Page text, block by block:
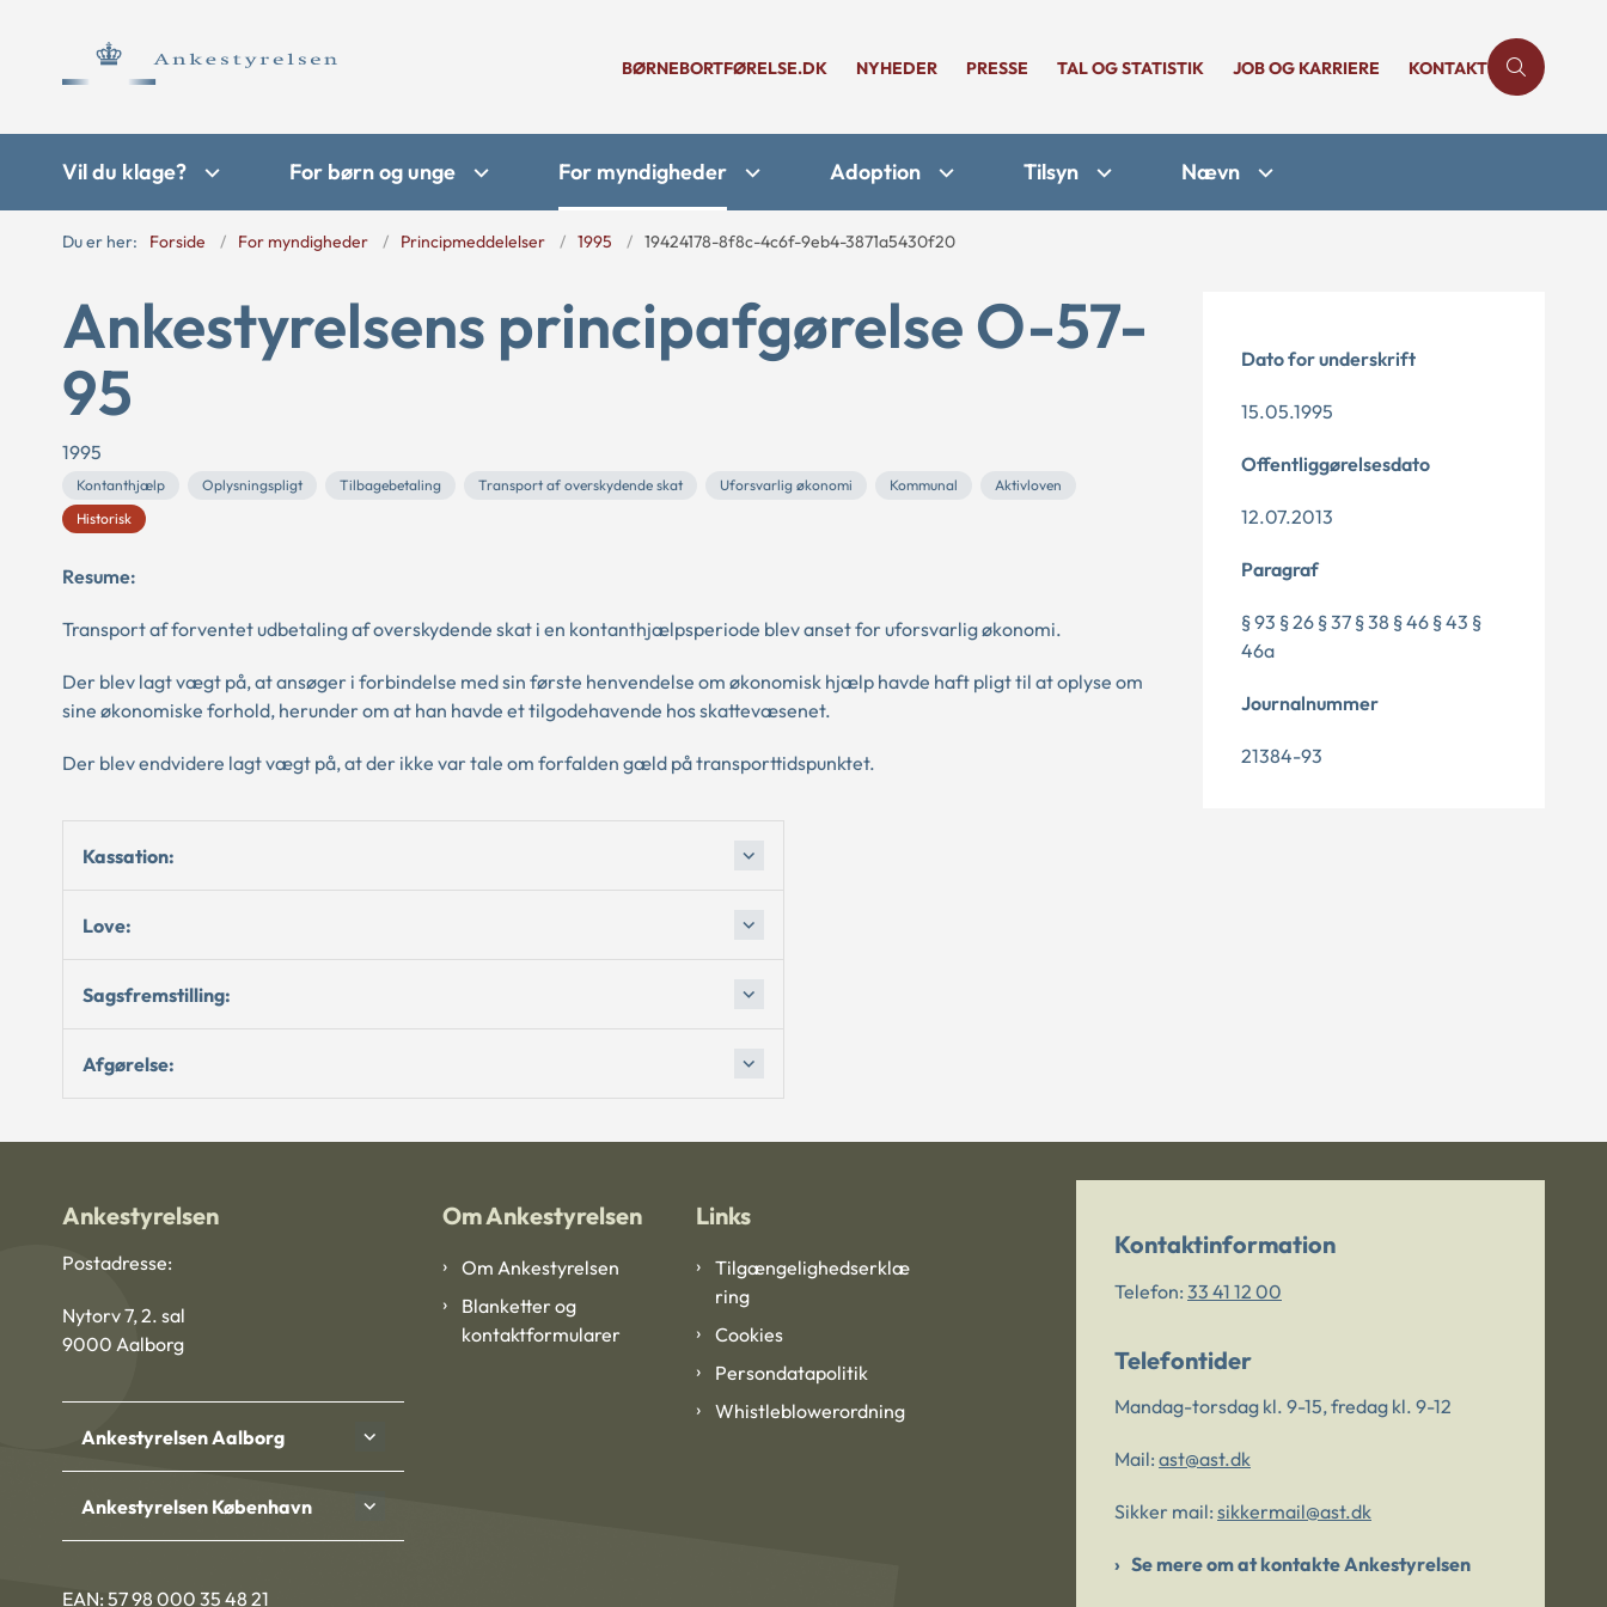
BØRNEBORTFØRELSE.DK NYHEDER PRESSE TAL OG STATISTIK JOB OG KARRIERE KONTAKT
Vil du klage? For børn og unge For myndigheder Adoption Tilsyn Nævn
Du er her: Forside For myndigheder Principmeddelelser 1995 19424178-8f8c-4c6f-9eb4-3871a5430f20
Ankestyrelsens principafgørelse O-57-
95
1995
Kontanthjælp Oplysningspligt Tilbagebetaling Transport af overskydende skat Uforsvarlig økonomi Kommunal
Aktivloven
Historisk
Resume:
Transport af forventet udbetaling af overskydende skat i en kontanthjælpsperiode blev anset for uforsvarlig økonomi.
Der blev lagt vægt på, at ansøger i forbindelse med sin første henvendelse om økonomisk hjælp havde haft pligt til at oplyse om
sine økonomiske forhold, herunder om at han havde et tilgodehavende hos skattevæsenet.
Der blev endvidere lagt vægt på, at der ikke var tale om forfalden gæld på transporttidspunktet.
Kassation:
Love:
Sagsfremstilling:
Afgørelse:
Dato for underskrift
15.05.1995
Offentliggørelsesdato
12.07.2013
Paragraf
§ 93 § 26 § 37 § 38 § 46 § 43 §
46a
Journalnummer
21384-93
Ankestyrelsen
Postadresse:
Nytorv 7, 2. sal
9000 Aalborg
Ankestyrelsen Aalborg
Ankestyrelsen København
EAN: 57 98 000 35 48 21
Om Ankestyrelsen
Om Ankestyrelsen
Blanketter og
kontaktformularer
Links
Tilgængelighedserklæ
ring
Cookies
Persondatapolitik
Whistleblowerordning
Kontaktinformation
Telefon: 33 41 12 00
Telefontider
Mandag-torsdag kl. 9-15, fredag kl. 9-12
Mail: ast@ast.dk
Sikker mail: sikkermail@ast.dk
Se mere om at kontakte Ankestyrelsen